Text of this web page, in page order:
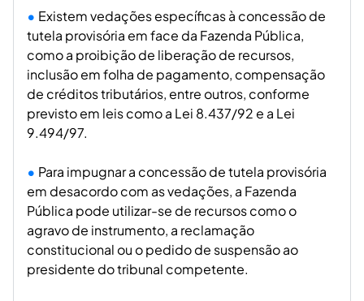
Existem vedações específicas à concessão de
tutela provisória em face da Fazenda Pública,
como a proibição de liberação de recursos,
inclusão em folha de pagamento, compensação
de créditos tributários, entre outros, conforme
previsto em leis como a Lei 8.437/92 e a Lei
9.494/97.
Para impugnar a concessão de tutela provisória
em desacordo com as vedações, a Fazenda
Pública pode utilizar-se de recursos como o
agravo de instrumento, a reclamação
constitucional ou o pedido de suspensão ao
presidente do tribunal competente.